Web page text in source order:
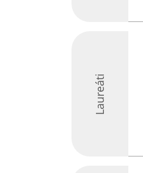
Laureáti